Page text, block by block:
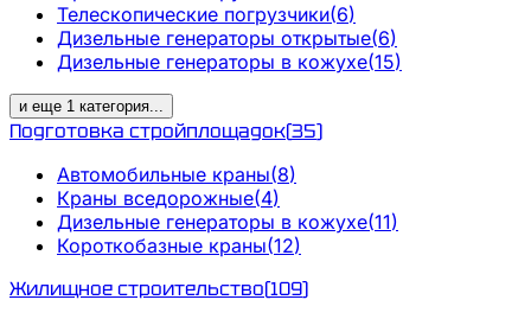
Телескопические погрузчики(6)
Дизельные генераторы открытые(6)
Дизельные генераторы в кожухе(15)
и еще 1 категория...
Подготовка стройплощадок(35)
Автомобильные краны(8)
Краны вседорожные(4)
Дизельные генераторы в кожухе(11)
Короткобазные краны(12)
Жилищное строительство(109)